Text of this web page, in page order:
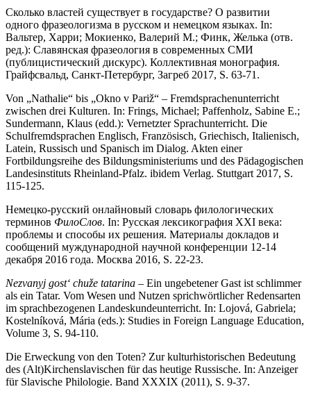
Сколько властей существует в государстве? О развитии
одного фразеологизма в русском и немецком языках. In:
Вальтер, Харри; Мокиенко, Валерий М.; Финк, Желька (отв.
ред.): Славянская фразеология в современных СМИ
(публицистический дискурс). Коллективная монография.
Грайфсвальд, Санкт-Петербург, Загреб 2017, S. 63-71.
Von „Nathalie“ bis „Okno v Pariž“ – Fremdsprachenunterricht
zwischen drei Kulturen. In: Frings, Michael; Paffenholz, Sabine E.;
Sundermann, Klaus (edd.): Vernetzter Sprachunterricht. Die
Schulfremdsprachen Englisch, Französisch, Griechisch, Italienisch,
Latein, Russisch und Spanisch im Dialog. Akten einer
Fortbildungsreihe des Bildungsministeriums und des Pädagogischen
Landesinstituts Rheinland-Pfalz. ibidem Verlag. Stuttgart 2017, S.
115-125.
Немецко-русский онлайновый словарь филологических
терминов ФилоСлов. In: Русская лексикография XXI века:
проблемы и способы их решения. Материалы докладов и
сообщений муждународной научной конференции 12-14
декабря 2016 года. Москва 2016, S. 22-23.
Nezvanyj gost‘ chuže tatarina – Ein ungebetener Gast ist schlimmer
als ein Tatar. Vom Wesen und Nutzen sprichwörtlicher Redensarten
im sprachbezogenen Landes­kunde­unterricht. In: Lojová, Gabriela;
Kostelníková, Mária (eds.): Studies in Foreign Language Education,
Volume 3, S. 94-110.
Die Erweckung von den Toten? Zur kulturhistorischen Bedeutung
des (Alt)Kirchenslavi­schen für das heutige Russische. In: Anzeiger
für Slavische Philologie. Band XXXIX (2011), S. 9-37.